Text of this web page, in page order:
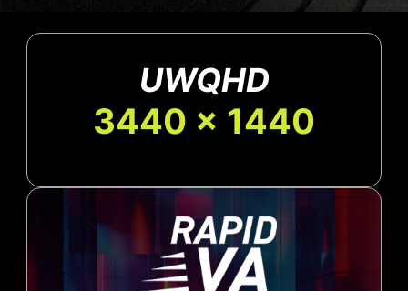
UWQHD
3440 x 1440